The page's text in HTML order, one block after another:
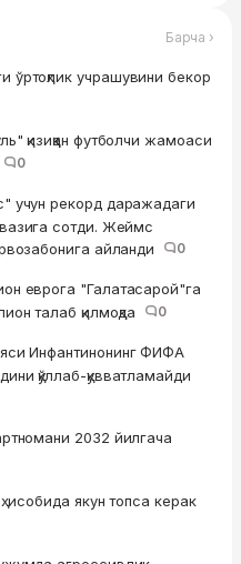
Барча ›
учрашувини бекор
қизиққан футболчи жамоаси
0
учун рекорд даражадаги
сотди. Жеймс
айланди
0
еврога "Галатасарой"га
талаб қилмоқда
0
Инфантинонинг ФИФА
қўллаб-қувватламайди
2032 йилгача
якун топса керак